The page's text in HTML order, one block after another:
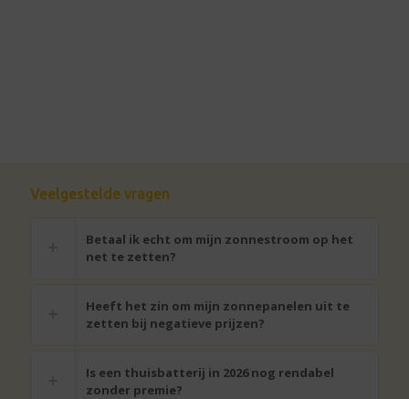
Veelgestelde vragen
Betaal ik echt om mijn zonnestroom op het
net te zetten?
Heeft het zin om mijn zonnepanelen uit te
zetten bij negatieve prijzen?
Is een thuisbatterij in 2026 nog rendabel
zonder premie?